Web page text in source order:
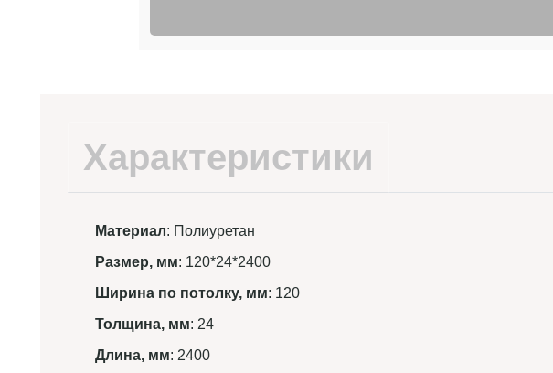
Характеристики
Материал: Полиуретан
Размер, мм: 120*24*2400
Ширина по потолку, мм: 120
Толщина, мм: 24
Длина, мм: 2400